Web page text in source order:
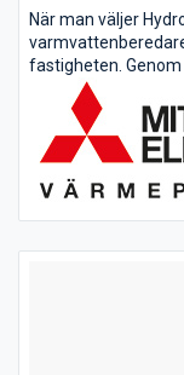
När man väljer
fastigheten.
system fås alla
Ecodan sparar...